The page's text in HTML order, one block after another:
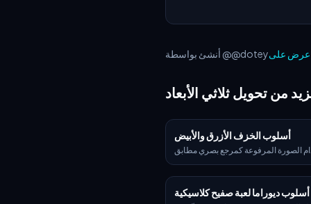
أنشئ بواسطة @@dotey
من تحويل ثلاثي الأبعاد
أسلوب الخزف الأزرق والأبيض
الصورة المرفوعة كمرجع بصري مطابق
إزنيك العثماني التقليدي — تتضمن قاعدة
دافئة مع خطوط تشقق دقيقة، تعلوها
أسلوب ديوراما لعبة صفيح كلاسيكية